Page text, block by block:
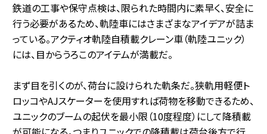
鉄道の工事や保守点検は、限られた時間内に素早く、安全に
行う必要があるため、軌陸車にはさまざまなアイデアが詰ま
っている。アクティオ軌陸自積載クレーン車（軌陸ユニック）
には、目からうろこのアイテムが満載だ。
まず目を引くのが、荷台に設けられた軌条だ。狭軌用軽便ト
ロッコやAJスケーターを使用すれば荷物を移動できるため、
ユニックのブームの起伏を最小限（10度程度）にして降積載